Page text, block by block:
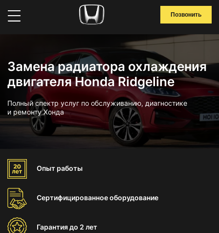
Позвонить
Замена радиатора охлаждения
двигателя Honda Ridgeline
Полный спектр услуг по обслуживанию, диагностике
и ремонту Хонда
Опыт работы
Сертифицированноеоборудование
Гарантиядо 2 лет